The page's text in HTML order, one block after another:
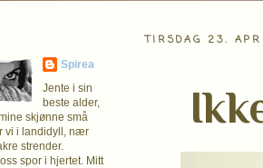
TIRSDAG 23.
Spirea
Jente i sin
beste alder,
skjønne små
vi i landidyll, nær
strender.
spor i hjertet. Mitt